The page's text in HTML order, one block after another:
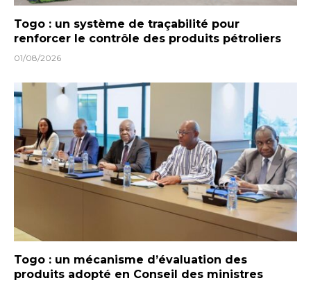
Togo : un système de traçabilité pour
renforcer le contrôle des produits pétroliers
01/08/2026
Togo : un mécanisme d’évaluation des
produits adopté en Conseil des ministres